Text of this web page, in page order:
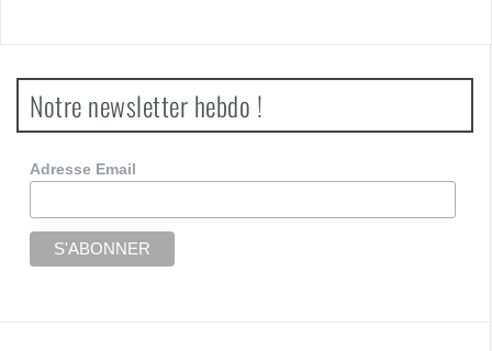
Notre newsletter hebdo !
Adresse Email